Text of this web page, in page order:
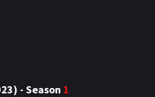
- Season 1